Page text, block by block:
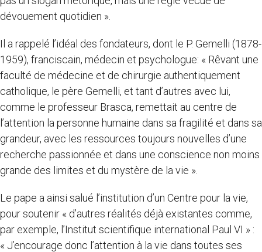
dévouement quotidien ».
Il a rappelé l’idéal des fondateurs, dont le P. Gemelli (1878-
1959), franciscain, médecin et psychologue: « Rêvant une
faculté de médecine et de chirurgie authentiquement
catholique, le père Gemelli, et tant d’autres avec lui,
comme le professeur Brasca, remettait au centre de
l’attention la personne humaine dans sa fragilité et dans sa
grandeur, avec les ressources toujours nouvelles d’une
recherche passionnée et dans une conscience non moins
grande des limites et du mystère de la vie ».
Le pape a ainsi salué l’institution d’un Centre pour la vie,
pour soutenir « d’autres réalités déjà existantes comme,
par exemple, l’Institut scientifique international Paul VI » :
« J’encourage donc l’attention à la vie dans toutes ses